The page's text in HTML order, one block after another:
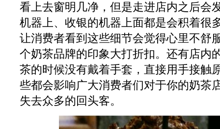
看上去窗明几净，但是走进店内之后会
机器上、收银的机器上面都是会积着很
让消费者看到这些细节会觉得心里不舒
个奶茶品牌的印象大打折扣。还有店内
茶的时候没有戴着手套，直接用手接触
些都会影响广大消费者们对于你的奶茶
失去众多的回头客。